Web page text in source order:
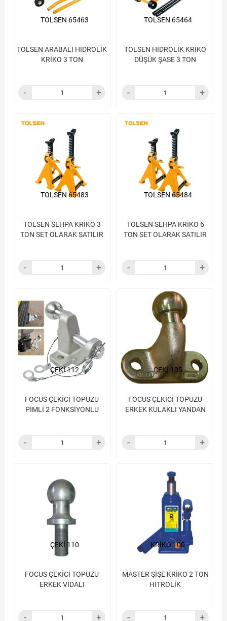
TOLSEN ARABALI HİDROLİK
KRİKO 3 TON
TOLSEN 65463
TOLSEN HİDROLİK KRİKO
DÜŞÜK ŞASE 3 TON
TOLSEN 65464
TOLSEN SEHPA KRİKO 3
TON SET OLARAK SATILIR
TOLSEN 65483
TOLSEN SEHPA KRİKO 6
TON SET OLARAK SATILIR
TOLSEN 65484
FOCUS ÇEKİCİ TOPUZU
PİMLİ 2 FONKSİYONLU
ÇEKİ 112
FOCUS ÇEKİCİ TOPUZU
ERKEK KULAKLI YANDAN
ÇEKİ 105
FOCUS ÇEKİCİ TOPUZU
ERKEK VİDALI
ÇEKİ 110
MASTER ŞİŞE KRİKO 2 TON
HİTROLİK
KRİKO 100